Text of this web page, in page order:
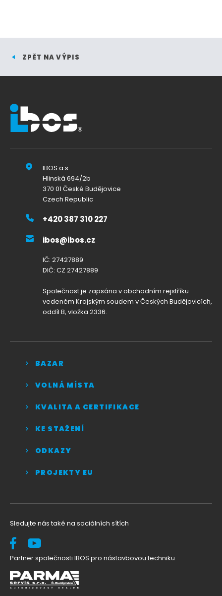
ZPĚT NA VÝPIS
IBOS a.s.
Hlinská 694/2b
370 01 České Budějovice
Czech Republic
+420 387 310 227
ibos@ibos.cz
IČ: 27427889
DIČ: CZ 27427889
Společnost je zapsána v obchodním rejstříku
vedeném Krajským soudem v Českých Budějovicích,
oddíl B, vložka 2336.
BAZAR
VOLNÁ MÍSTA
KVALITA A CERTIFIKACE
KE STAŽENÍ
ODKAZY
PROJEKTY EU
Sledujte nás také na sociálních sítích
Partner společnosti IBOS pro nástavbovou techniku